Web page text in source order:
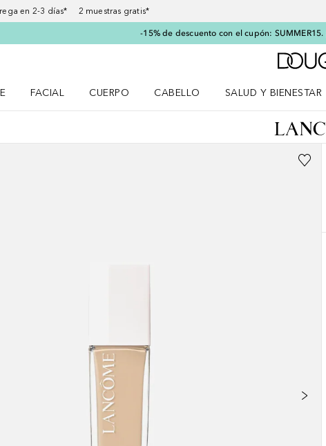
en 2-3 días* 2 muestras gratis*
-15% de descuento con el cupón:
FACIAL
CUERPO
CABELLO
SALUD Y BIENESTAR